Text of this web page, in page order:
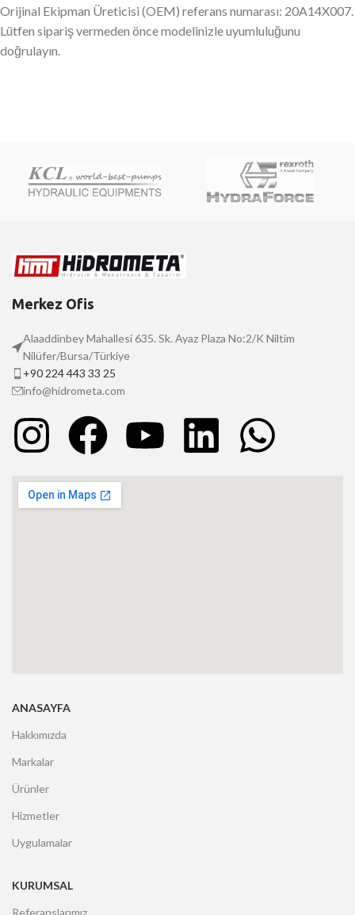
Orijinal Ekipman Üreticisi (OEM) referans numarası: 20A14X007.
Lütfen sipariş vermeden önce modelinizle uyumluluğunu
doğrulayın.
Merkez Ofis
Alaaddinbey Mahallesi 635. Sk. Ayaz Plaza No:2/K Niltim
Nilüfer/Bursa/Türkiye
+90 224 443 33 25
info@hidrometa.com
ANASAYFA
Hakkımızda
Markalar
Ürünler
Hizmetler
Uygulamalar
KURUMSAL
Referanslarımız